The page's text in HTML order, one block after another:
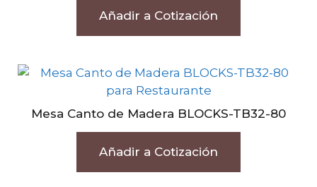
Añadir a Cotización
Mesa Canto de Madera BLOCKS-TB32-80
Añadir a Cotización